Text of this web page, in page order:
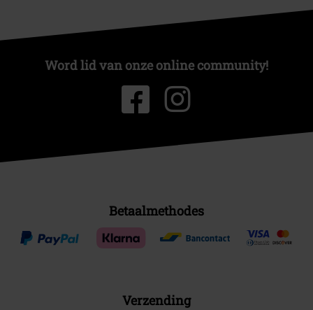
Word lid van onze online community!
Betaalmethodes
Verzending